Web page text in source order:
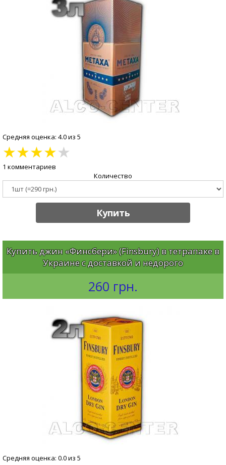
Средняя оценка: 4.0 из 5
★★★★★
1 комментариев
Количество
Купить
Купить джин «Финсбери» (Finsbury) в тетрапаке в
Украине с доставкой и недорого
260 грн.
Средняя оценка: 0.0 из 5